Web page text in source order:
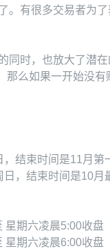
。有很多交易者为
同时，也放大了潜
那么如果一开始没
结束时间是11月第
，结束时间是10月
星期六凌晨5:00收盘
星期六凌晨6:00收盘